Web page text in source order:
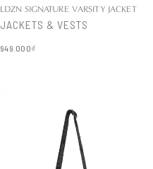
LDZN SIGNATURE VARSITY JACKET
JACKETS & VESTS
949.000₫